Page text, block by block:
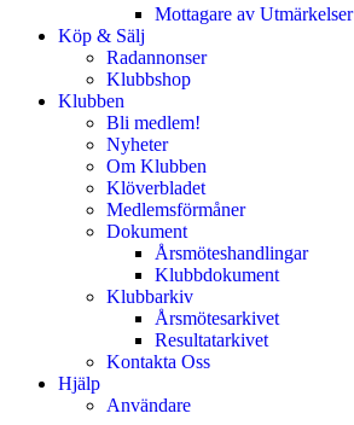
Mottagare av Utmärkelser
Köp & Sälj
Radannonser
Klubbshop
Klubben
Bli medlem!
Nyheter
Om Klubben
Klöverbladet
Medlemsförmåner
Dokument
Årsmöteshandlingar
Klubbdokument
Klubbarkiv
Årsmötesarkivet
Resultatarkivet
Kontakta Oss
Hjälp
Användare